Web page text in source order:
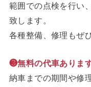
範囲での点検を行い
致します。
各種整備、修理もぜ
❸無料の代車ありま
納車までの期間や修